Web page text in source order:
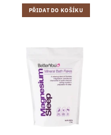
PŘIDAT DO KOŠÍKU